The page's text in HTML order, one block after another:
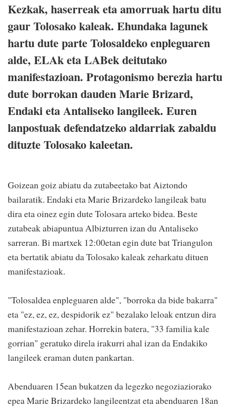
Kezkak, haserreak eta amorruak hartu ditu
gaur Tolosako kaleak. Ehundaka lagunek
hartu dute parte Tolosaldeko enpleguaren
alde, ELAk eta LABek deitutako
manifestazioan. Protagonismo berezia hartu
dute borrokan dauden Marie Brizard,
Endaki eta Antaliseko langileek. Euren
lanpostuak defendatzeko aldarriak zabaldu
dituzte Tolosako kaleetan.
Goizean goiz abiatu da zutabeetako bat Aiztondo
bailaratik. Endaki eta Marie Brizardeko langileak batu
dira eta oinez egin dute Tolosara arteko bidea. Beste
zutabeak abiapuntua Albizturren izan du Antaliseko
sarreran. Bi martxek 12:00etan egin dute bat Triangulon
eta bertatik abiatu da Tolosako kaleak zeharkatu dituen
manifestazioak.
"Tolosaldea enpleguaren alde", "borroka da bide bakarra"
eta "ez, ez, ez, despidorik ez" bezalako leloak entzun dira
manifestazioan zehar. Horrekin batera, "33 familia kale
gorrian" geratuko direla irakurri ahal izan da Endakiko
langileek eraman duten pankartan.
Abenduaren 15ean bukatzen da legezko negoziaziorako
epea Marie Brizardeko langileentzat eta abenduaren 18an